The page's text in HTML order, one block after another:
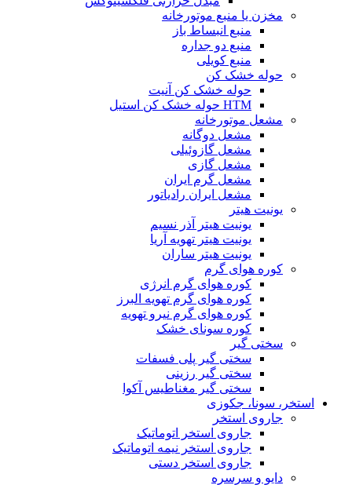
مخزن یا منبع موتورخانه
منبع انبساط باز
منبع دو جداره
منبع کویلی
حوله خشک کن
حوله خشک کن آنیت
HTM حوله خشک کن استیل
مشعل موتورخانه
مشعل دوگانه
مشعل گازوئیلی
مشعل گازی
مشعل گرم ایران
مشعل ایران رادیاتور
یونیت هیتر
یونیت هیتر آذر نسیم
یونیت هیتر تهویه آریا
یونیت هیتر ساران
کوره هوای گرم
کوره هوای گرم انرژی
کوره هوای گرم تهویه البرز
کوره هوای گرم نیرو تهویه
کوره سونای خشک
سختی گیر
سختی گیر پلی فسفات
سختی گیر رزینی
سختی گیر مغناطیس آکوا
استخر، سونا، جکوزی
جاروی استخر
جاروی استخر اتوماتیک
جاروی استخر نیمه اتوماتیک
جاروی استخر دستی
دایو و سرسره